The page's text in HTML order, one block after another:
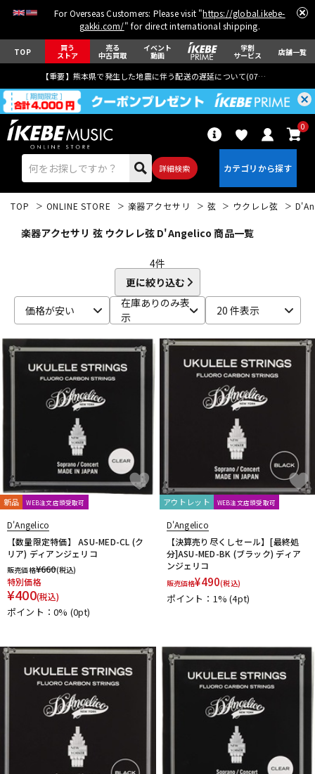
For Overseas Customers: Please visit "https://global.ikebe-
gakki.com/" for direct international shipping.
TOP 買う
ストア
売る
中古買取
イベント
動画
学割
サービス 店舗一覧
【重要】熊本県で発生した地震に伴う配送の遅延について(07月29日
詳細検索
0
ベース ウクレレ
ドラム パーカッション
キーボード 電子ピアノ
管楽器 その他楽器
アンプ エフェクター
DTM
配信/ライブ機器 楽器アクセサリ
中古 ヴィンテージ
TOP ONLINE STORE 楽器アクセサリ 弦 ウクレレ弦
楽器アクセサリ 弦 ウクレレ弦 D'Angelico 商品一覧
4件
更に絞り込む
価格が安い
在庫ありのみ表
示
20 件表示
新品 WEB注文店頭受取可
D'Angelico
【数量限定特価】 ASU-MED-CL (ク
リア) ディアンジェリコ
販売価格¥660(税込)
特別価格
¥400(税込)
ポイント：0% (0pt)
アウトレット WEB注文店頭受取可
D'Angelico
【決算売り尽くしセール】[最終処
分]ASU-MED-BK (ブラック) ディア
ンジェリコ
販売価格¥490(税込)
ポイント：1%(4pt)